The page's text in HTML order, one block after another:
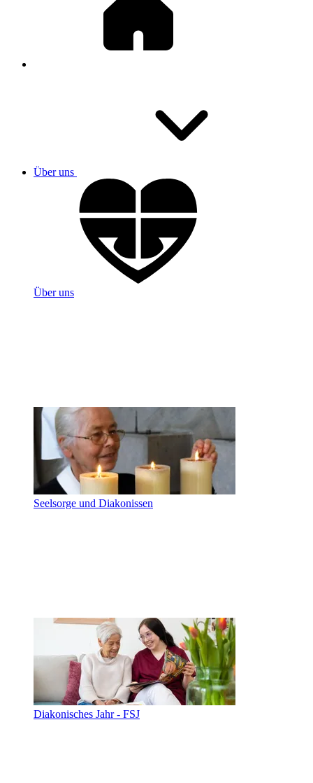
Über uns
Über uns
Seelsorge und Diakonissen
Diakonisches Jahr - FSJ